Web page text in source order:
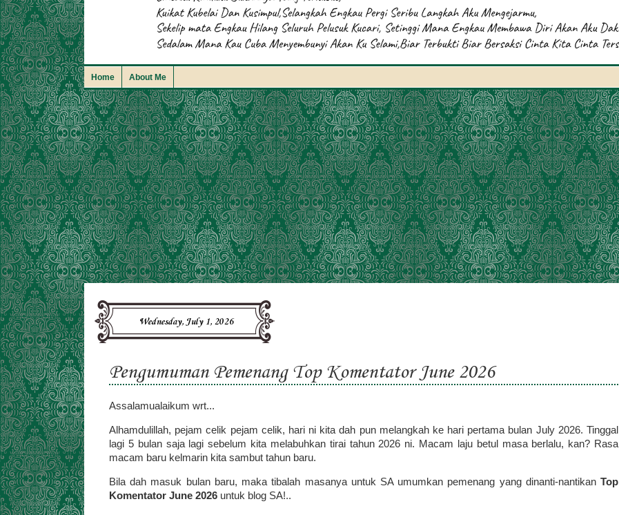
Home About Me
Wednesday, July 1, 2026
Pengumuman Pemenang Top Komentator June 2026
Assalamualaikum wrt...
Alhamdulillah, pejam celik pejam celik, hari ni kita dah pun melangkah ke hari pertama bulan July 2026. Tinggal
lagi 5 bulan saja lagi sebelum kita melabuhkan tirai tahun 2026 ni. Macam laju betul masa berlalu, kan? Rasa
macam baru kelmarin kita sambut tahun baru.
Bila dah masuk bulan baru, maka tibalah masanya untuk SA umumkan pemenang yang dinanti-nantikan Top
Komentator June 2026 untuk blog SA!..